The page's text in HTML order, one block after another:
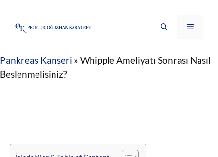
Menü
Pankreas Kanseri » Whipple Ameliyatı Sonrası Nasıl
Beslenmelisiniz?